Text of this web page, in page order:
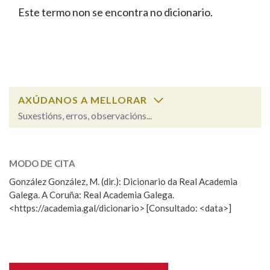
FIGURAS HOMENAXEADAS
PORTAL DAS PALABRAS
Facebook
TwitterYoutubeInstagram
Bluesky
BUSCAR NOS LEMAS
Remata por
BUSCAR NO CONTIDO
Nas definicións
Este termo non se encontra no dicionario.
AXÚDANOS A MELLORAR
Suxestións, erros, observacións...
Observación
Nome
MODO DE CITA
González González, M. (dir.): Dicionario da Real Academia
Galega. A Coruña: Real Academia Galega.
<https://academia.gal/dicionario> [Consultado: <data>]